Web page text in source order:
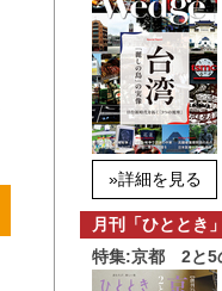
»詳細を見る
月刊「ひととき」
特集:京都 2と5